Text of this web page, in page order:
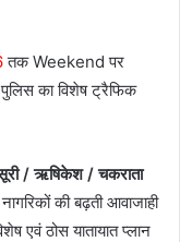
तक Weekend पर
पुलिस का विशेष ट्रैफिक
/ ऋषिकेश / चकराता
की बढ़ती आवाजाही
एवं ठोस यातायात प्लान